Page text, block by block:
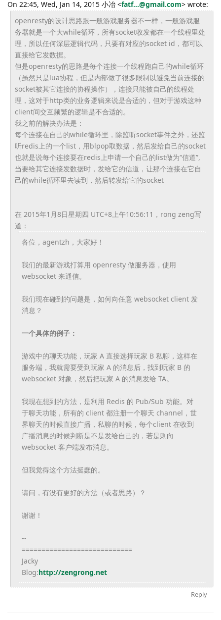
On 22:45, Wed, Jan 14, 2015 小冶 <fatf...@gmail.com> wrote:
openresty的设计思路跟一般游戏服务器不一样，一般游戏服
务器就是一个大while循环，所有socket收发都在一个线程里处
理，所以任何深层逻辑代码，只要有对应的socket id，都可以
直接给它发数据。
但是openresty的思路是每个连接一个线程跑自己的while循环
（虽然只是lua协程，但是内部做了很多限制以避免当前连接的
socket被其它连接的协程操作），连接只能被自己的线程处
理，这对于http类的业务逻辑来说是合适的，但对于游戏这种
client间交互频繁的逻辑是不合适的。
我之前的解决办法是：
每个连接在自己的while循环里，除监听socket事件之外，还监
听redis上的一个list，用blpop取数据，然后发给自己的socket
也就是说每个连接要在redis上申请一个自己的list做为“信道”,
当要给其它连接发数据时，发给它的信道，让那个连接在它自
己的while循环里去读到，然后转发给它的socket
在 2015年1月8日星期四 UTC+8上午10:56:11，rong zeng写
道：
各位，agentzh，大家好！
我们的最新游戏打算用 openresty 做服务器，使用
websocket 来通信。
我们现在碰到的问题是，如何向任意 websocket client 发
消息？
一个具体的例子：
游戏中的聊天功能，玩家 A 直接选择玩家 B 私聊，这样在
服务端，我就需要受到玩家 A 的消息后，找到玩家 B 的
websocket 对象，然后把玩家 A 的消息发给 TA。
我现在想到的方法，是利用 Redis 的 Pub/Sub 功能。对
于聊天功能，所有的 client 都注册一个聊天 channel，世
界聊天的时候直接广播，私聊的时候， 每个client 在收到
广播消息的时候判断是不是发给自己的，若是则向
websocket 客户端发布消息。
但我觉得这个方法挺蠢的。
请问，有没有更好的方法（或者思路）？
谢谢！
--
============================
Jacky
Blog:http://zengrong.net
Reply